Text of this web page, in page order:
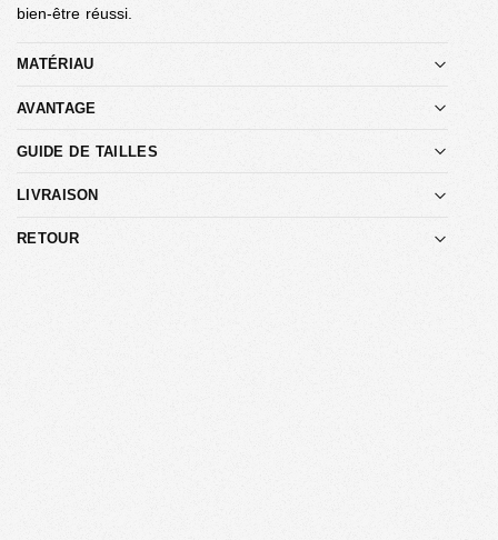
bien-être réussi.
MATÉRIAU
AVANTAGE
GUIDE DE TAILLES
LIVRAISON
RETOUR